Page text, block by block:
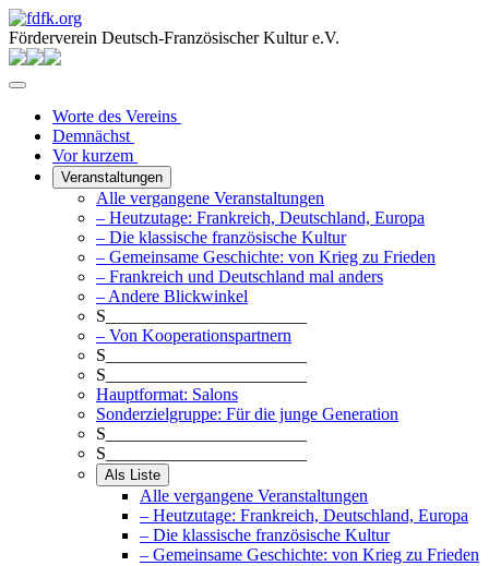
Förderverein Deutsch-Französischer Kultur e.V.
Worte des Vereins
Demnächst
Vor kurzem
Veranstaltungen
Alle vergangene Veranstaltungen
– Heutzutage: Frankreich, Deutschland, Europa
– Die klassische französische Kultur
– Gemeinsame Geschichte: von Krieg zu Frieden
– Frankreich und Deutschland mal anders
– Andere Blickwinkel
S_______________________
– Von Kooperationspartnern
S_______________________
S_______________________
Hauptformat: Salons
Sonderzielgruppe: Für die junge Generation
S_______________________
S_______________________
Als Liste
Alle vergangene Veranstaltungen
– Heutzutage: Frankreich, Deutschland, Europa
– Die klassische französische Kultur
– Gemeinsame Geschichte: von Krieg zu Frieden